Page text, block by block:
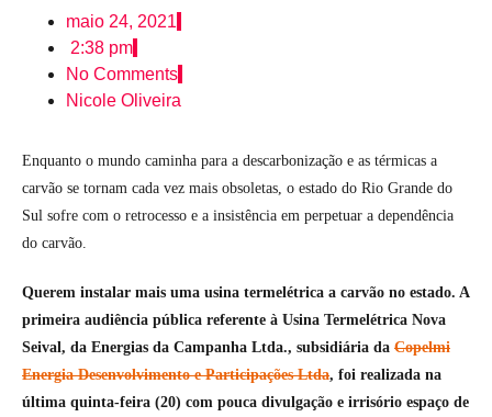
maio 24, 2021
2:38 pm
No Comments
Nicole Oliveira
Enquanto o mundo caminha para a descarbonização e as térmicas a
carvão se tornam cada vez mais obsoletas, o estado do Rio Grande do
Sul sofre com o retrocesso e a insistência em perpetuar a dependência
do carvão.
Querem instalar mais uma usina termelétrica a carvão no estado. A
primeira audiência pública referente à Usina Termelétrica Nova
Seival, da Energias da Campanha Ltda., subsidiária da Copelmi
Energia Desenvolvimento e Participações Ltda, foi realizada na
última quinta-feira (20) com pouca divulgação e irrisório espaço de